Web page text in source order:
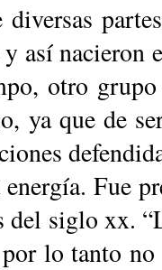
y así
otro
ya que de
Fue
si­glo xx.
por lo tan­to